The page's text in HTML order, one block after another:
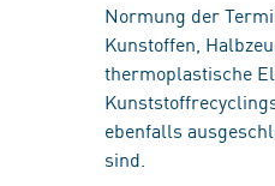
Normung der
Kunstoffen,
thermoplastische
ebenfalls
sind.